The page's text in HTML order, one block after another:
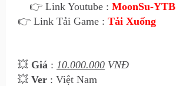
👉 Link Youtube : MoonSu-YTB
👉 Link Tải Game : Tải Xuống
💥 Giá : 10.000.000 VNĐ
💥 Ver : Việt Nam